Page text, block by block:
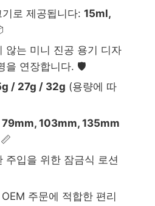
로 제공됩니다: 15ml,
않는 미니 진공 용기 디자
을 연장합니다. 🛡️
/ 27g / 32g (용량에 따
79mm, 103mm, 135mm
주입을 위한 잠금식 로션
주문에 적합한 편리